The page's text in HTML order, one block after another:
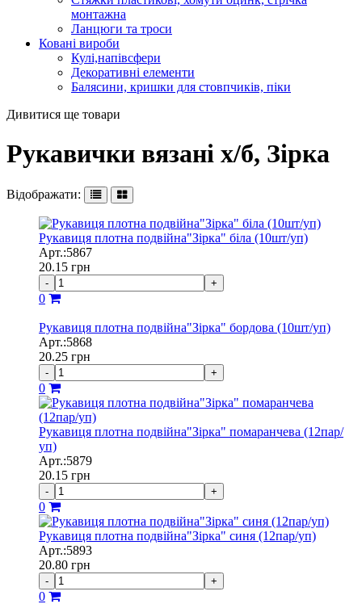
монтажна
Ланцюги та троси
Ковані вироби
Кулі,напівсфери
Декоративні елементи
Балясини, кришки для стовпчиків, піки
Дивитися ще товари
Рукавички вязані х/б, Зірка
Відображати:
Рукавиця плотна подвійна"Зірка" біла (10шт/уп)
Арт.:5867
20.15 грн
- +
0
Рукавиця плотна подвійна"Зірка" бордова (10шт/уп)
Арт.:5868
20.25 грн
- +
0
Рукавиця плотна подвійна"Зірка" помаранчева (12пар/
уп)
Арт.:5879
20.15 грн
- +
0
Рукавиця плотна подвійна"Зірка" синя (12пар/уп)
Арт.:5893
20.80 грн
- +
0